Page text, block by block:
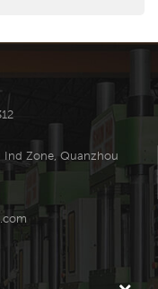
Ind Zone, Quanzhou